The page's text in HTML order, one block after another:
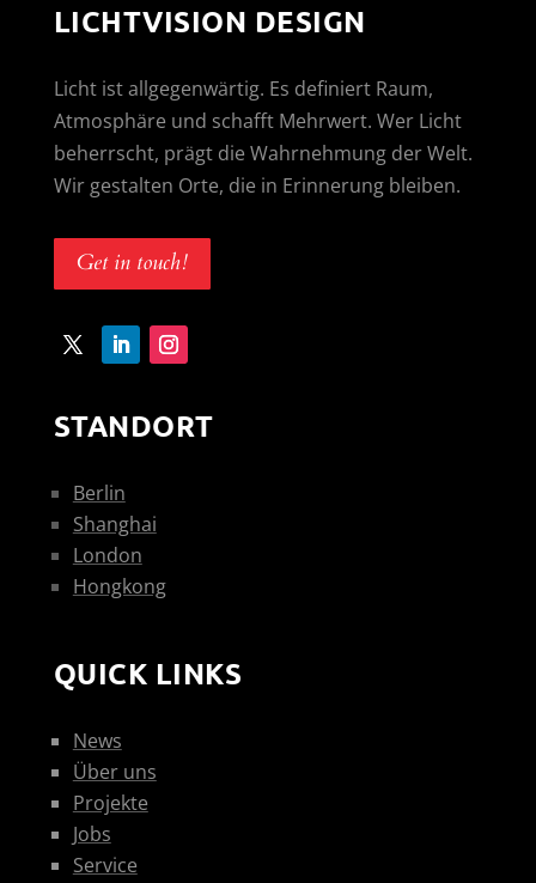
LICHTVISION DESIGN
Licht ist allgegenwärtig. Es definiert Raum,
Atmosphäre und schafft Mehrwert. Wer Licht
beherrscht, prägt die Wahrnehmung der Welt.
Wir gestalten Orte, die in Erinnerung bleiben.
Get in touch!
STANDORT
Berlin
Shanghai
London
Hongkong
QUICK LINKS
News
Über uns
Projekte
Jobs
Service